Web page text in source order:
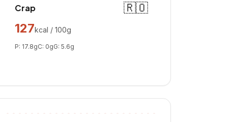
Crap
🇷🇴
127kcal / 100g
P: 17.8gC: 0gG: 5.6g